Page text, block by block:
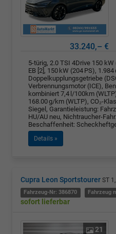
33.240,– €
5-türig, 2.0 TSI 4Drive 150
EB [2], 150 kW (204 PS), 1.984
Doppelkupplungsgetriebe
Verbrennungsmotor (ICE),
kombiniert 7,4 l/100km
168.00 g/km (WLTP), CO₂-
Siegel, Garantieleistung:
HU/AU neu, Nichtraucher-
Beschaffenheit:
Details »
Cupra Leon Sportstourer ST
Fahrzeug-Nr: 386870 Fahrzeug
sofort lieferbar
21